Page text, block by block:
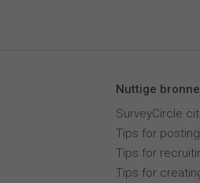
Nuttige
SurveyCircle
Tips for
Tips for
Tips for